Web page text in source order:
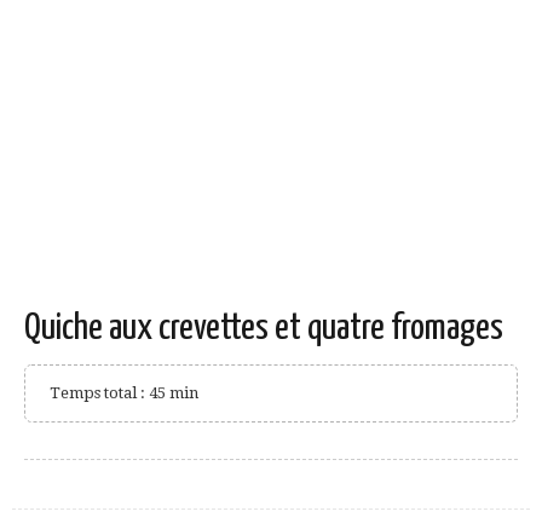
Quiche aux crevettes et quatre fromages
Temps total : 45 min